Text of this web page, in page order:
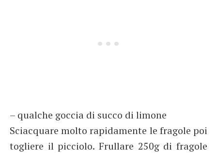
– qualche goccia di succo di limone
Sciacquare molto rapidamente le fragole poi
togliere il picciolo. Frullare 250g di fragole